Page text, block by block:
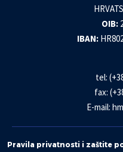
OIB:
IBAN:
tel:
fax:
E-mail:
Pravila privatnosti i zaštite